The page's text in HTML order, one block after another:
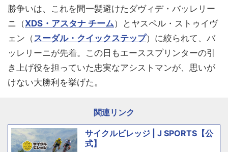
勝争いは、これを間一髪避けたダヴィデ・バッレリー
ニ（XDS・アスタナ チーム）とヤスペル・ストゥイヴ
ェン（スーダル・クイックステップ）に絞られて、バ
ッレリーニが先着。この日もエーススプリンターの引
き上げ役を担っていた忠実なアシストマンが、思いが
けない大勝利を挙げた。
関連リンク
サイクルビレッジ | J SPORTS【公
式】